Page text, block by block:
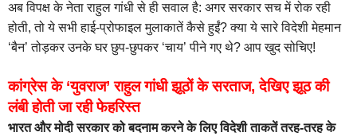
अब विपक्ष के नेता राहुल गांधी से ही सवाल है: अगर सरकार सच में रोक रही
होती, तो ये सभी हाई-प्रोफाइल मुलाकातें कैसे हुईं? क्या ये सारे विदेशी मेहमान
‘बैन’ तोड़कर उनके घर छुप-छुपकर ‘चाय’ पीने गए थे? आप खुद सोचिए!
कांग्रेस के ‘युवराज’ राहुल गांधी झूठों के सरताज, देखिए झूठ की
लंबी होती जा रही फेहरिस्त
भारत और मोदी सरकार को बदनाम करने के लिए विदेशी ताकतें तरह-तरह के